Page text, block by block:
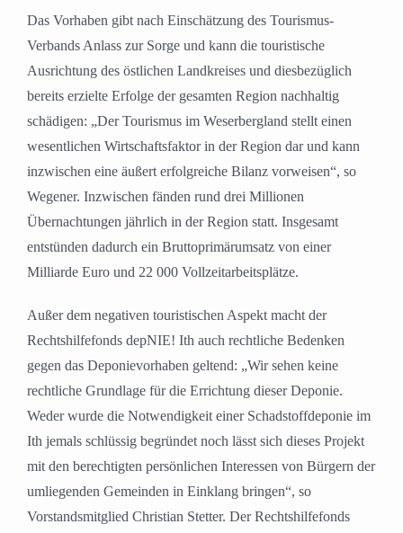
Das Vorhaben gibt nach Einschätzung des Tourismus-
Verbands Anlass zur Sorge und kann die touristische
Ausrichtung des östlichen Landkreises und diesbezüglich
bereits erzielte Erfolge der gesamten Region nachhaltig
schädigen: „Der Tourismus im Weserbergland stellt einen
wesentlichen Wirtschaftsfaktor in der Region dar und kann
inzwischen eine äußert erfolgreiche Bilanz vorweisen“, so
Wegener. Inzwischen fänden rund drei Millionen
Übernachtungen jährlich in der Region statt. Insgesamt
entstünden dadurch ein Bruttoprimärumsatz von einer
Milliarde Euro und 22 000 Vollzeitarbeitsplätze.
Außer dem negativen touristischen Aspekt macht der
Rechtshilfefonds depNIE! Ith auch rechtliche Bedenken
gegen das Deponievorhaben geltend: „Wir sehen keine
rechtliche Grundlage für die Errichtung dieser Deponie.
Weder wurde die Notwendigkeit einer Schadstoffdeponie im
Ith jemals schlüssig begründet noch lässt sich dieses Projekt
mit den berechtigten persönlichen Interessen von Bürgern der
umliegenden Gemeinden in Einklang bringen“, so
Vorstandsmitglied Christian Stetter. Der Rechtshilfefonds